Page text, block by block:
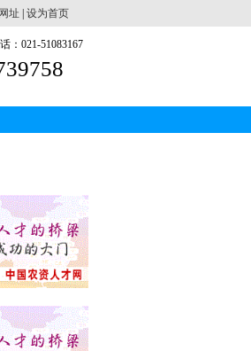
址 设为首页
：021-51083167